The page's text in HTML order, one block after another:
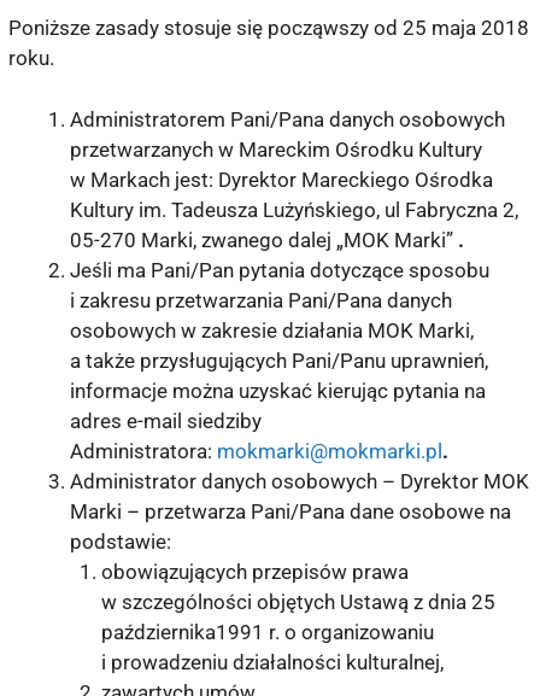
Poniższe zasady stosuje się począwszy od 25 maja 2018
roku.
Administratorem Pani/Pana danych osobowych
przetwarzanych w Mareckim Ośrodku Kultury
w Markach jest: Dyrektor Mareckiego Ośrodka
Kultury im. Tadeusza Lużyńskiego, ul Fabryczna 2,
05-270 Marki, zwanego dalej „MOK Marki” .
Jeśli ma Pani/Pan pytania dotyczące sposobu
i zakresu przetwarzania Pani/Pana danych
osobowych w zakresie działania MOK Marki,
a także przysługujących Pani/Panu uprawnień,
informacje można uzyskać kierując pytania na
adres e-mail siedziby
Administratora: mokmarki@mokmarki.pl.
Administrator danych osobowych – Dyrektor MOK
Marki – przetwarza Pani/Pana dane osobowe na
podstawie:
obowiązujących przepisów prawa
w szczególności objętych Ustawą z dnia 25
października1991 r. o organizowaniu
i prowadzeniu działalności kulturalnej,